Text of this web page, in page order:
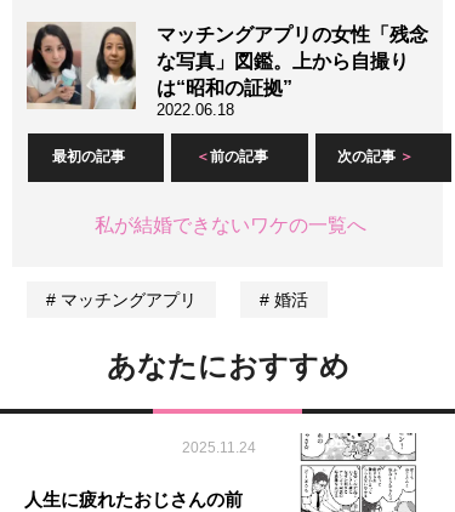
マッチングアプリの女性「残念
な写真」図鑑。上から自撮り
は“昭和の証拠”
2022.06.18
最初の記事 前の記事 次の記事
私が結婚できないワケの一覧へ
マッチングアプリ 婚活
あなたにおすすめ
2025.11.24
人生に疲れたおじさんの前